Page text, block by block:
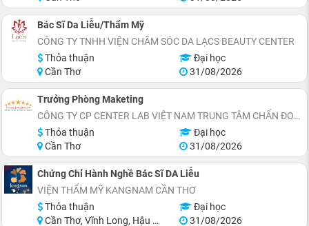
Bác Sĩ Da Liễu/Thẩm Mỹ
CÔNG TY TNHH VIỆN CHĂM SÓC DA LẠCS BEAUTY CENTER
Thỏa thuận
Đại học
Cần Thơ
31/08/2026
Trưởng Phòng Maketing
CÔNG TY CP CENTER LAB VIỆT NAM TRUNG TÂM CHẨN ĐOÁN Y KHOA
Thỏa thuận
Đại học
Cần Thơ
31/08/2026
Chứng Chỉ Hành Nghề Bác Sĩ DA Liễu
VIỆN THẨM MỸ KANGNAM CẦN THƠ
Thỏa thuận
Đại học
Cần Thơ, Vĩnh Long, Hậu Giang, Sóc Trăng
31/08/2026